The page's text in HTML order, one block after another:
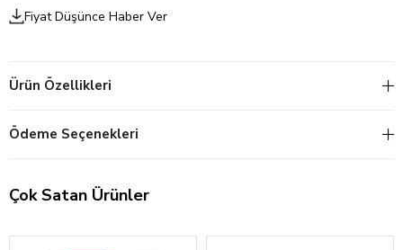
Fiyat Düşünce Haber Ver
Ürün Özellikleri
Ödeme Seçenekleri
Çok Satan Ürünler